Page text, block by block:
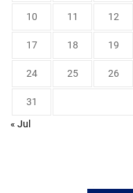
10 11 12
17 18 19
24 25 26
31
« Jul